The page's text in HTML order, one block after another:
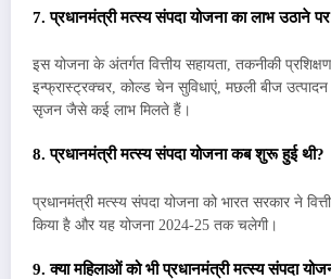
7. प्रधानमंत्री मत्स्य संपदा योजना का लाभ उठाने
इस योजना के अंतर्गत वित्तीय सहायता, तकनीकी
इन्फ्रास्ट्रक्चर, कोल्ड चेन सुविधाएं, मछली बीज उत्पादन
सृजन जैसे कई लाभ मिलते हैं।
8. प्रधानमंत्री मत्स्य संपदा योजना कब शुरू हुई थी?
प्रधानमंत्री मत्स्य संपदा योजना को भारत सरकार ने
किया है और यह योजना 2024-25 तक चलेगी।
9. क्या महिलाओं को भी प्रधानमंत्री मत्स्य संपदा